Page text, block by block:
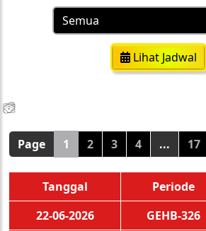
Lihat Jadwal
Page 1 2 3 4 ... 17
Tanggal Periode
22-06-2026
GEHB-326